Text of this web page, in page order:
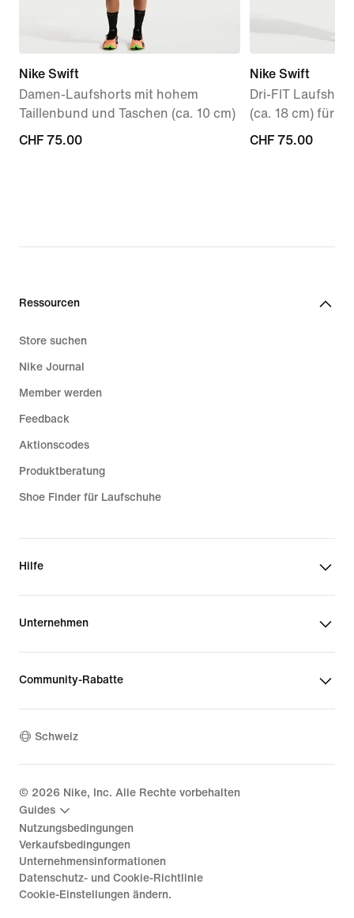
Nike Swift
Damen-Laufshorts mit hohem
Taillenbund und Taschen (ca. 10 cm)
CHF 75.00
CHF 75.00
Nike Swift
Dri-FIT
(ca. 18 cm) für
CHF 75.00
CHF 75.00
Ressourcen
Store suchen
Nike Journal
Member werden
Feedback
Aktionscodes
Produktberatung
Shoe Finder für Laufschuhe
Hilfe
Unternehmen
Community-Rabatte
Schweiz
© 2026 Nike, Inc. Alle Rechte vorbehalten
Guides
Nutzungsbedingungen
Verkaufsbedingungen
Unternehmensinformationen
Datenschutz- und Cookie-Richtlinie
Cookie-Einstellungen ändern.